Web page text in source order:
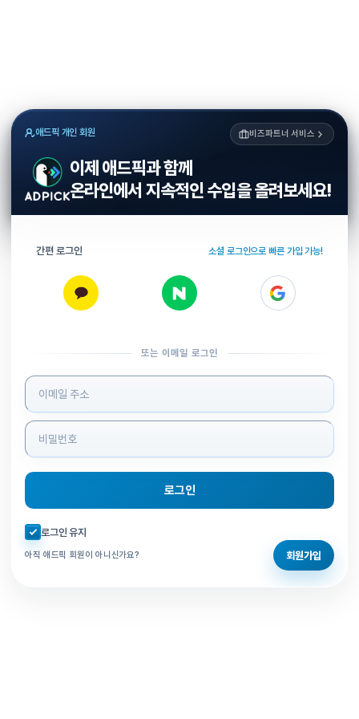
애드픽 개인 회원 비즈파트너 서비스
이제 애드픽과 함께
온라인에서 지속적인 수입을 올려보세요!
간편 로그인 소셜 로그인으로 빠른 가입 가능!
또는 이메일 로그인
로그인 정보 입력
로그인
자동로그인 체크
로그인 유지
아직 애드픽 회원이 아니신가요? 회원가입